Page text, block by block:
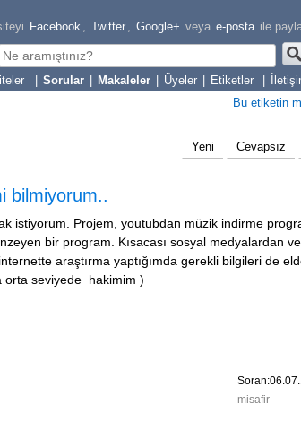
Facebook , Twitter , Google+ veya e-posta ile
Sorular Makaleler Üyeler Etiketler
Bu etiketin
Yeni Cevapsız
bilmiyorum..
istiyorum. Projem, youtubdan müzik indirme
bir program. Kısacası sosyal medyalardan
araştırma yaptığımda gerekli bilgileri de
orta seviyede hakimim )
misafir